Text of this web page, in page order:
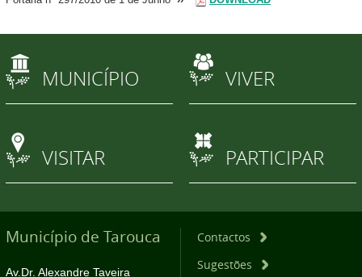
MUNICÍPIO VIVER
VISITAR PARTICIPAR
Município de Tarouca
Av.Dr. Alexandre Taveira
Contactos
Sugestões